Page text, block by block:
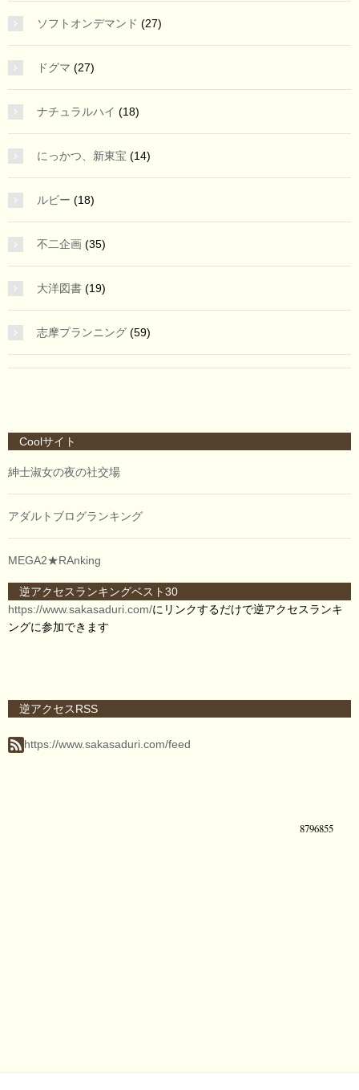
ソフトオンデマンド (27)
ドグマ (27)
ナチュラルハイ (18)
にっかつ、新東宝 (14)
ルビー (18)
不二企画 (35)
大洋図書 (19)
志摩プランニング (59)
Coolサイト
紳士淑女の夜の社交場
アダルトブログランキング
MEGA2★RAnking
逆アクセスランキングベスト30
https://www.sakasaduri.com/にリンクするだけで逆アクセスランキ
ングに参加できます
逆アクセスRSS
https://www.sakasaduri.com/feed